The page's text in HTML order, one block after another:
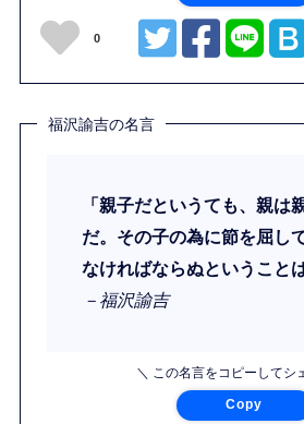
0
福沢諭吉の名言
「親子だというても、親は
だ。その子の為に節を屈し
なければならぬということ
－福沢諭吉
＼ この名言をコピーしてシ
Copy